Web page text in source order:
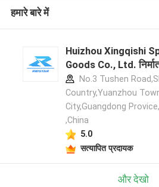
हमारे बारे में
Huizhou Xingqishi
Goods Co., Ltd.
No.3 Tushen
Country,Yuanzhou
City,Guangdong
,China
5.0
सत्यापित प्रदायक
और देखो